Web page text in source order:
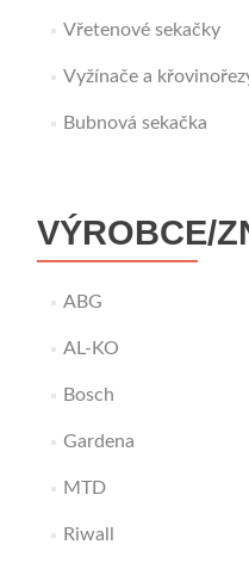
Vřetenové sekačky
Vyžínače a
Bubnová sekačka
VÝROBCE/
ABG
AL-KO
Bosch
Gardena
MTD
Riwall